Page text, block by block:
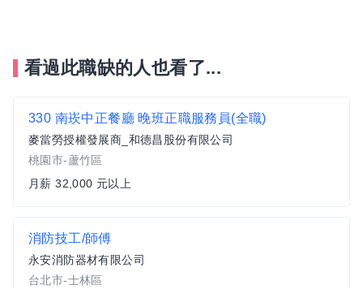
看過此職缺的人也看了...
330 南崁中正餐廳 晚班正職服務員(全職)
麥當勞授權發展商_和德昌股份有限公司
桃園市-蘆竹區
月薪 32,000 元以上
消防技工/師傅
永安消防器材有限公司
台北市-士林區